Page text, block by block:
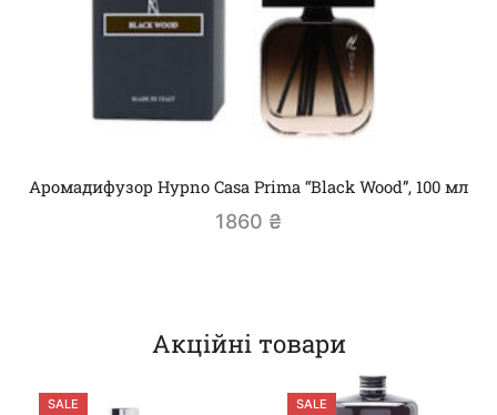
Аромадифузор Hypno Casa Prima “Black Wood”, 100 мл
1860 ₴
Акційні товари
SALE SALE